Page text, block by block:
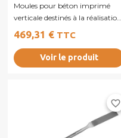
Moules pour béton imprimé
verticale destinés à la réalisation
de murs, murets ou façades en...
469,31 € TTC
Voir le produit
favorite_border